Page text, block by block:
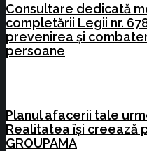
Consultare dedicată
completării Legii nr.
prevenirea și
persoane
Planul afacerii tale
Realitatea își creează
GROUPAMA